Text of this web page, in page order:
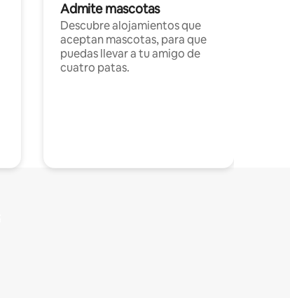
Admite mascotas
Descubre alojamientos que
aceptan mascotas, para que
puedas llevar a tu amigo de
cuatro patas.